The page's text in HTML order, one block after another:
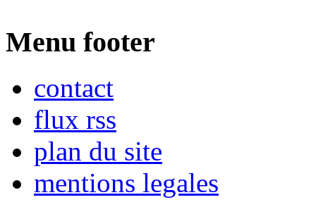
Menu footer
contact
flux rss
plan du site
mentions legales